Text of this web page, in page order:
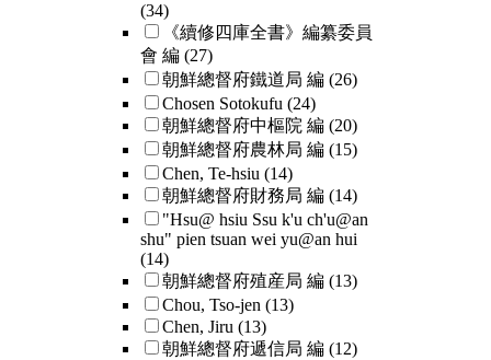
(34)
《續修四庫全書》編纂委員
會 編 (27)
朝鮮總督府鐵道局 編 (26)
Chosen Sotokufu (24)
朝鮮總督府中樞院 編 (20)
朝鮮總督府農林局 編 (15)
Chen, Te-hsiu (14)
朝鮮總督府財務局 編 (14)
"Hsu@ hsiu Ssu k'u ch'u@an
shu" pien tsuan wei yu@an hui
(14)
朝鮮總督府殖産局 編 (13)
Chou, Tso-jen (13)
Chen, Jiru (13)
朝鮮總督府遞信局 編 (12)